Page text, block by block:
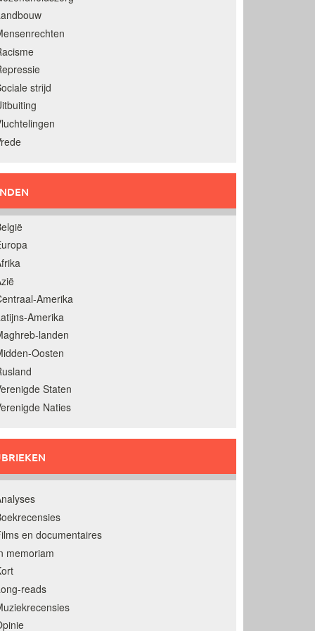
strijd
Amerika
Amerika
landen
Oosten
Staten
Naties
en documentaires
memoriam
reads